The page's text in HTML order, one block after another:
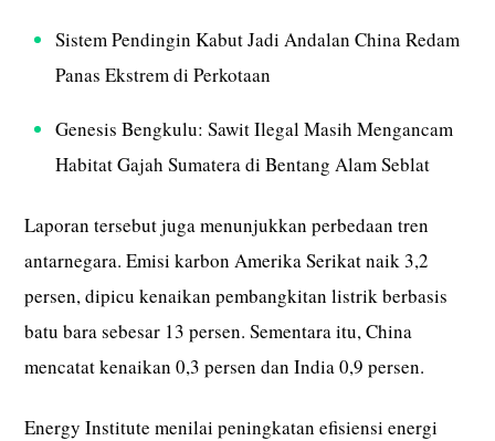
Sistem Pendingin Kabut Jadi Andalan China Redam
Panas Ekstrem di Perkotaan
Genesis Bengkulu: Sawit Ilegal Masih Mengancam
Habitat Gajah Sumatera di Bentang Alam Seblat
Laporan tersebut juga menunjukkan perbedaan tren
antarnegara. Emisi karbon Amerika Serikat naik 3,2
persen, dipicu kenaikan pembangkitan listrik berbasis
batu bara sebesar 13 persen. Sementara itu, China
mencatat kenaikan 0,3 persen dan India 0,9 persen.
Energy Institute menilai peningkatan efisiensi energi